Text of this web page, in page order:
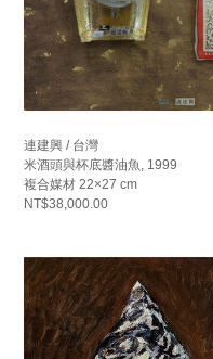
連建興 / 台灣
米酒頭與杯底醬油魚, 1999
複合媒材 22×27 cm
NT$38,000.00